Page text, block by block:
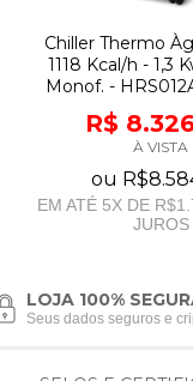
Chiller Thermo
1118 Kcal/h - 1,3
Monof. -
R$
À VISTA
ou
EM ATÉ 5X DE
JUROS
LOJA 100%
Seus dados seguros e